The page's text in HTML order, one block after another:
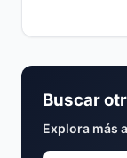
Buscar
Explora más